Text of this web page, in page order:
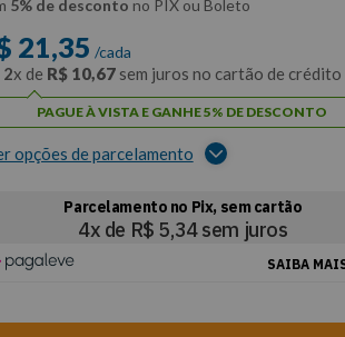
5% de desconto no PIX ou Boleto
21,35 /cada
2x de R$ 10,67sem juros no cartão de crédito
PAGUE À VISTA E GANHE 5% DE DESCONTO
opções de parcelamento